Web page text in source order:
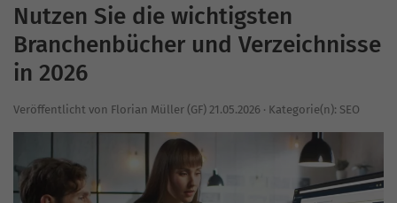
Nutzen Sie die wichtigsten
Branchenbücher und Verzeichnisse
in 2026
Veröffentlicht von Florian Müller (GF) 21.05.2026 · Kategorie(n): SEO